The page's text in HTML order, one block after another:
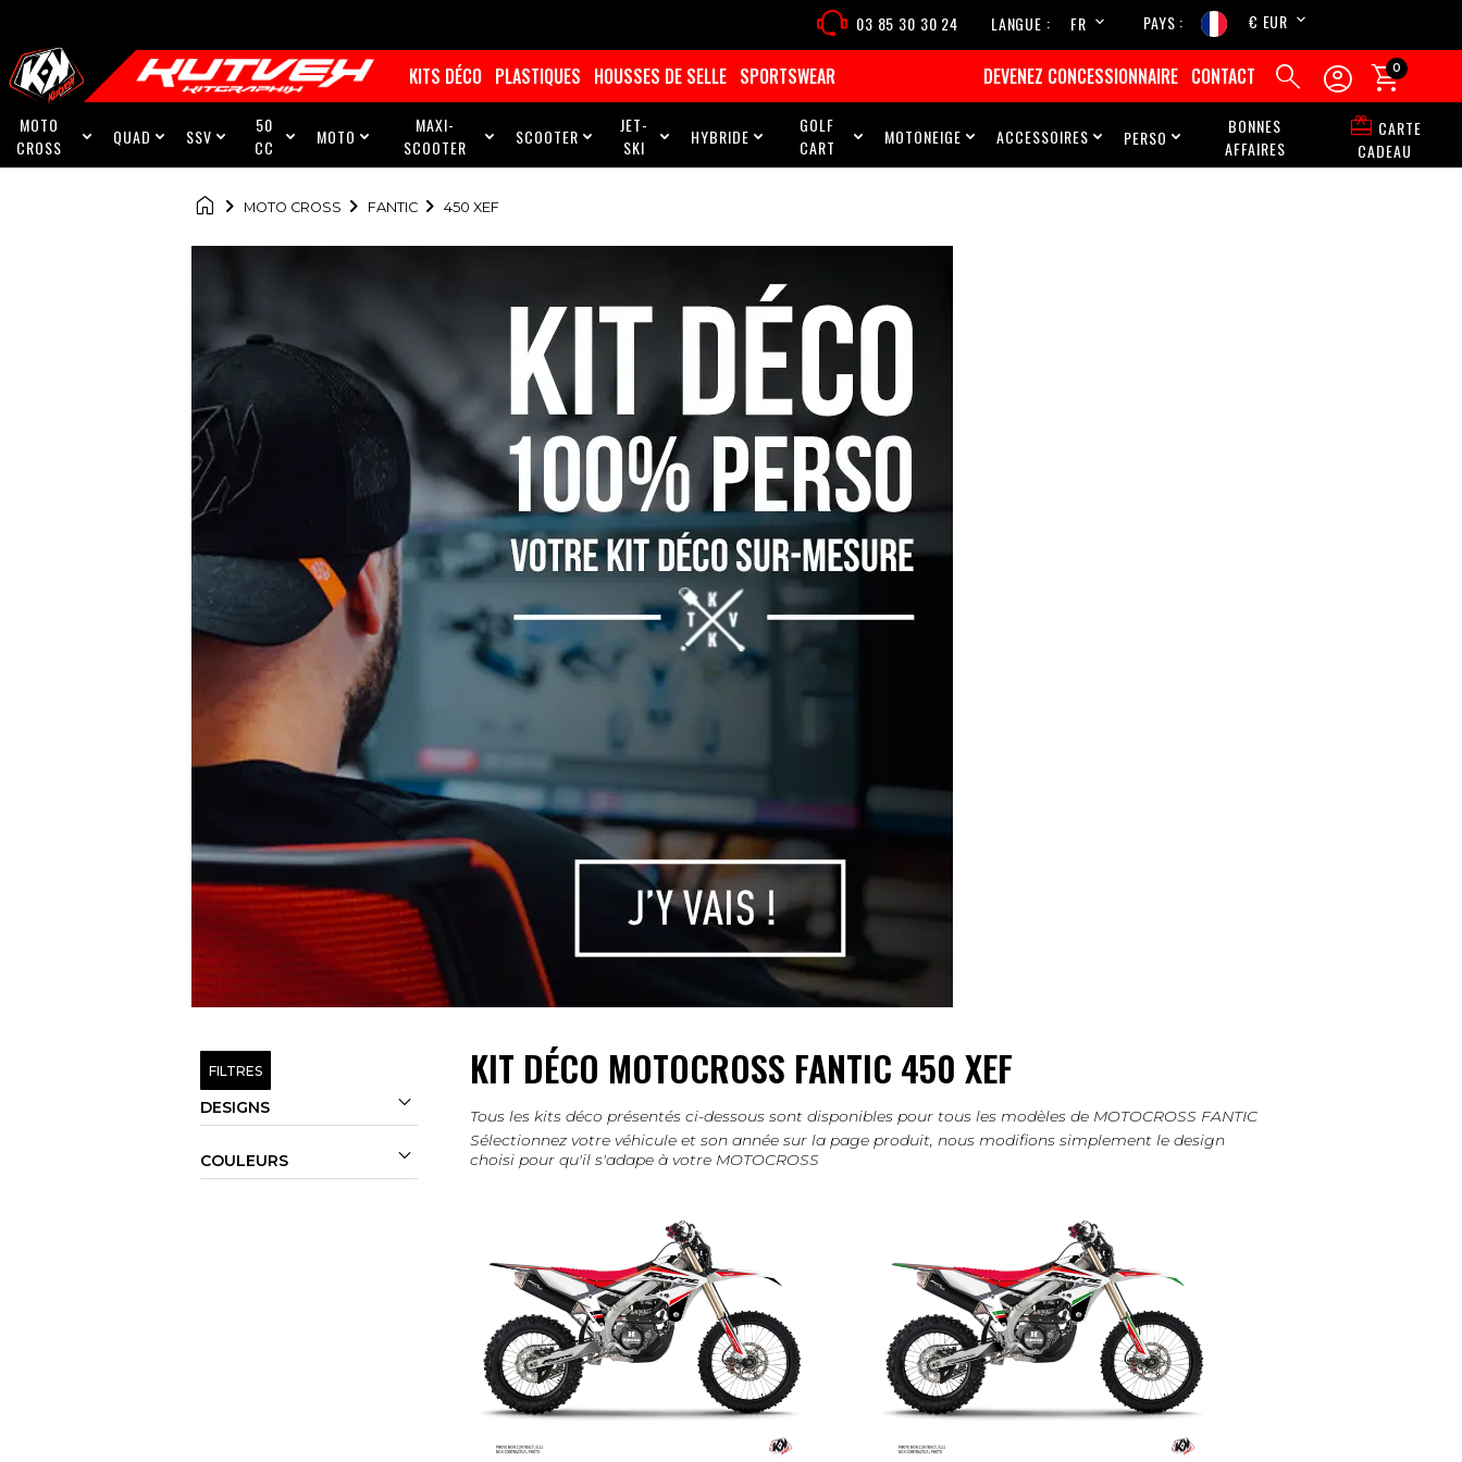
KITS DÉCO PLASTIQUES HOUSSES DE SELLE SPORTSWEAR DEVENEZ CONCESSIONNAIRE CONTACT   
0
MOTO
CROSS
 QUAD  SSV 
50
CC
 MOTO 
MAXI-
SCOOTER
 SCOOTER 
JET-
SKI
 HYBRIDE 
GOLF
CART
 MOTONEIGE  ACCESSOIRES  PERSO 
BONNES
AFFAIRES
 CARTE
CADEAU
03 85 30 30 24 LANGUE
FR
PAYS € EUR
 MOTO CROSS FANTIC 450 XEF
FILTRES
DESIGNS 
COULEURS 
KIT DÉCO MOTOCROSS FANTIC 450 XEF
Tous les kits déco présentés ci-dessous sont disponibles pour tous les modèles de MOTOCROSS FANTIC
Sélectionnez votre véhicule et son année sur la page produit, nous modifions simplement le design
choisi pour qu'il s'adape à votre MOTOCROSS